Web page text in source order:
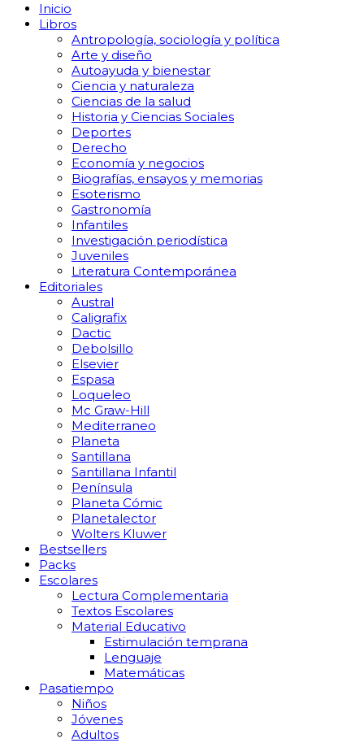
Inicio
Libros
Antropología, sociología y política
Arte y diseño
Autoayuda y bienestar
Ciencia y naturaleza
Ciencias de la salud
Historia y Ciencias Sociales
Deportes
Derecho
Economía y negocios
Biografías, ensayos y memorias
Esoterismo
Gastronomía
Infantiles
Investigación periodística
Juveniles
Literatura Contemporánea
Editoriales
Austral
Caligrafix
Dactic
Debolsillo
Elsevier
Espasa
Loqueleo
Mc Graw-Hill
Mediterraneo
Planeta
Santillana
Santillana Infantil
Península
Planeta Cómic
Planetalector
Wolters Kluwer
Bestsellers
Packs
Escolares
Lectura Complementaria
Textos Escolares
Material Educativo
Estimulación temprana
Lenguaje
Matemáticas
Pasatiempo
Niños
Jóvenes
Adultos